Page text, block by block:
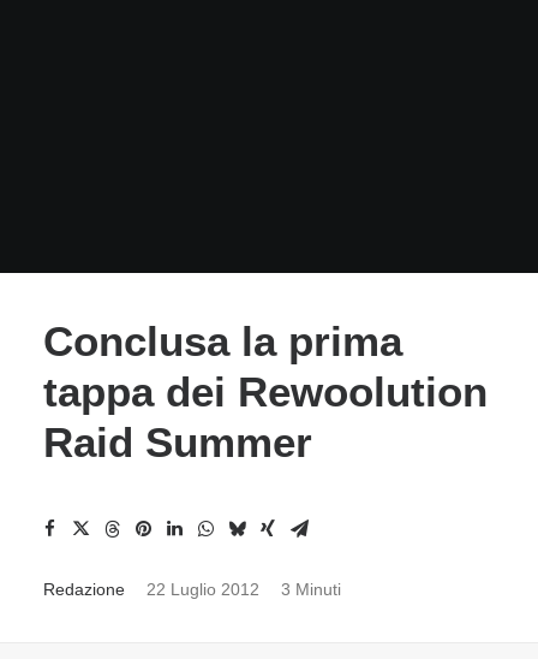
Conclusa la prima
tappa dei Rewoolution
Raid Summer
Redazione 22 Luglio 2012 3 Minuti